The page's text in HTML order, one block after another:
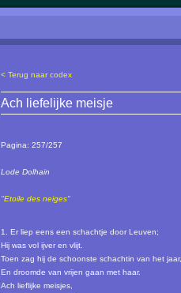
< Terug naar codex
Ach liefelijke meisje
Pagina: 257/257
Lode Dolhain
"Etoile des neiges"
1. Er liep eens een schachtje door Leuven;
Hij was vol ijver en vlijt.
Toen zag hij de schoonste schachtin van het jaar,
En droomde van vrijen gaan met haar.
Ach lieflijke meisjes,